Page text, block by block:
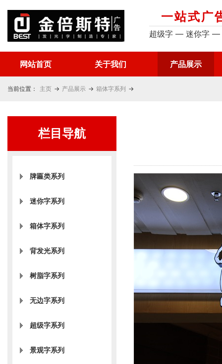
一站式广
超级字 — 迷你字
网站首页 关于我们 产品展示
当前位置： 主页 → 产品展示 → 箱体字系列 →
栏目导航
牌匾类系列
迷你字系列
箱体字系列
背发光系列
树脂字系列
无边字系列
超级字系列
景观字系列